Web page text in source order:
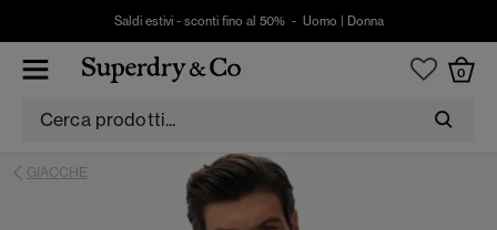
Saldi estivi - sconti fino al 50% - Uomo Donna
0
GIACCHE